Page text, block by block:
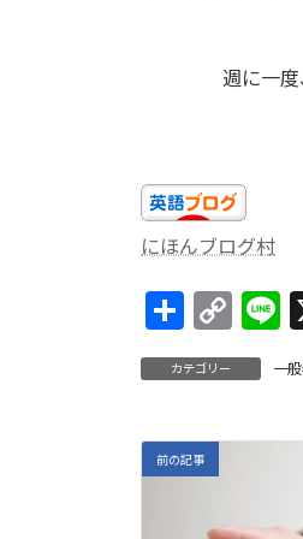
週に一
にほんブログ村
C
o
p
e
共
有
カテゴリー 一
前の記事